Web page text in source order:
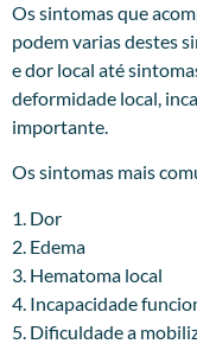
Os sintomas que
podem varias destes
e dor local até
deformidade local,
importante.
Os sintomas mais
1. Dor
2. Edema
3. Hematoma local
4. Incapacidade
5. Dificuldade a